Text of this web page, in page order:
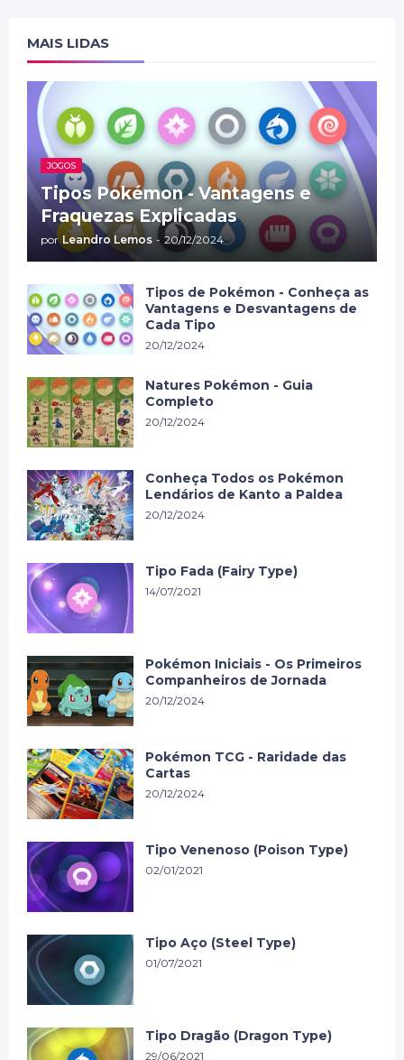
MAIS LIDAS
JOGOS
Tipos Pokémon - Vantagens e
Fraquezas Explicadas
por Leandro Lemos - 20/12/2024
Tipos de Pokémon - Conheça as
Vantagens e Desvantagens de
Cada Tipo
20/12/2024
Natures Pokémon - Guia
Completo
20/12/2024
Conheça Todos os Pokémon
Lendários de Kanto a Paldea
20/12/2024
Tipo Fada (Fairy Type)
14/07/2021
Pokémon Iniciais - Os Primeiros
Companheiros de Jornada
20/12/2024
Pokémon TCG - Raridade das
Cartas
20/12/2024
Tipo Venenoso (Poison Type)
02/01/2021
Tipo Aço (Steel Type)
01/07/2021
Tipo Dragão (Dragon Type)
29/06/2021